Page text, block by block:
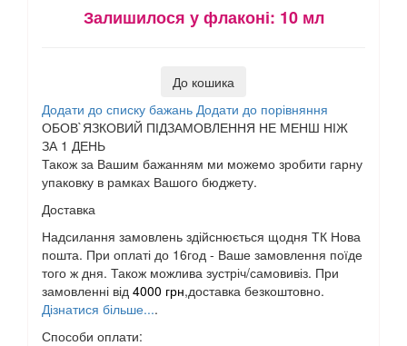
Залишилося у флаконі: 10 мл
До кошика
Додати до списку бажань Додати до порівняння
ОБОВ`ЯЗКОВИЙ ПІДЗАМОВЛЕННЯ НЕ МЕНШ НІЖ
ЗА 1 ДЕНЬ
Також за Вашим бажанням ми можемо зробити гарну
упаковку в рамках Вашого бюджету.
Доставка
Надсилання замовлень здійснюється щодня ТК Нова
пошта. При оплаті до 16год - Ваше замовлення поїде
того ж дня. Також можлива зустріч/самовивіз. При
замовленні від 4000 грн,доставка безкоштовно.
Дізнатися більше....
Способи оплати: